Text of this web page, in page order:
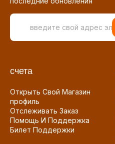
счета
Открыть Свой Магазин
профиль
Отслеживать Заказ
Помощь И Поддержка
Билет Поддержки